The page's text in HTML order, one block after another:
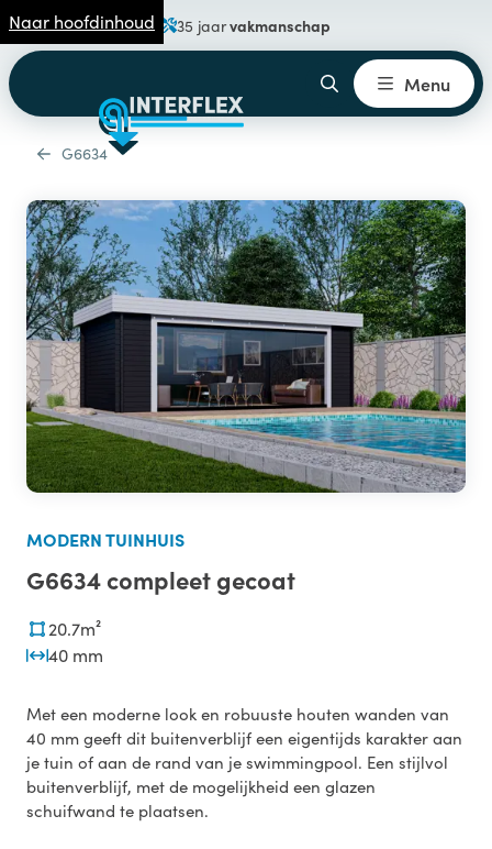
Naar hoofdinhoud 35 jaarvakmanschap
Menu
G6634
MODERN TUINHUIS
G6634 compleet gecoat
20.7m²
40 mm
Met een moderne look en robuuste houten wanden van
40 mm geeft dit buitenverblijf een eigentijds karakter aan
je tuin of aan de rand van je swimmingpool. Een stijlvol
buitenverblijf, met de mogelijkheid een glazen
schuifwand te plaatsen.